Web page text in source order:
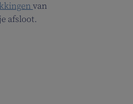
van
afsloot.